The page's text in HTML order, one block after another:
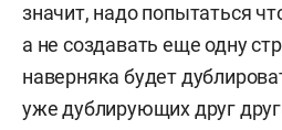
значит, надо попытаться
а не создавать еще одну
наверняка будет
уже дублирующих друг